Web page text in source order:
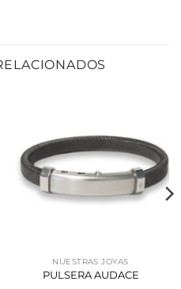
NUESTRAS JOYAS
PULSERA AUDACE